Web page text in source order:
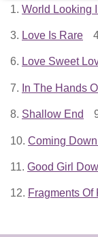
1. World Looking
3. Love Is Rare
6. Love Sweet
7. In The Hands
8. Shallow End
10. Coming
11. Good Girl
12. Fragments Of